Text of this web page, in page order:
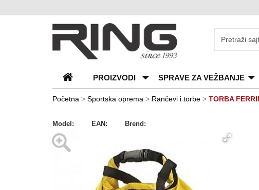
O
nama
Katalozi
Kontakt
Blog
Česta
PROIZVODI SPRAVE ZA VEŽBANJE
Početna > Sportska oprema > Rančevi i torbe > TORBA
Model: EAN: Brend: